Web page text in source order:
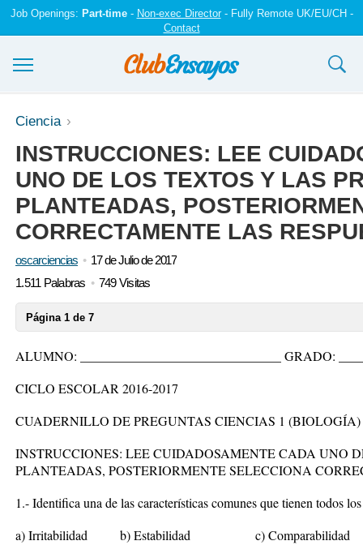
Job Openings: Part-time- Non-exec Director- Fully Remote UK/EU/CH -
Contact
Ensayos y trabajos
Registrarse
Iniciar sesión
Ciencia
INSTRUCCIONES: LEE
UNO DE LOS TEXTOS Y LAS
PLANTEADAS,
CORRECTAMENTE LAS
oscarciencias
17 de Julio de 2017
1.511 Palabras
749 Visitas
Página 1 de 7
ALUMNO: _______________________________ GRADO:
CICLO ESCOLAR 2016-2017
CUADERNILLO DE PREGUNTAS CIENCIAS 1 (BIOLOGÍA)
INSTRUCCIONES: LEE CUIDADOSAMENTE CADA UNO
PLANTEADAS, POSTERIORMENTE SELECCIONA
1.- Identifica una de las características comunes que tienen todos
a) Irritabilidad b) Estabilidad c)